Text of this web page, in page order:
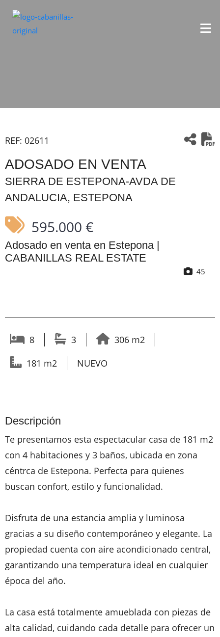
REF: 02611
ADOSADO EN VENTA
SIERRA DE ESTEPONA-AVDA DE
ANDALUCIA, ESTEPONA
595.000 €
Adosado en venta en Estepona |
CABANILLAS REAL ESTATE
45
8 3
306 m2
181 m2
NUEVO
Descripción
Te presentamos esta espectacular casa de 181 m2
con 4 habitaciones y 3 baños, ubicada en zona
céntrca de Estepona. Perfecta para quienes
buscan confort, estilo y funcionalidad.
Disfruta de una estancia amplia y luminosa
gracias a su diseño contemporáneo y elegante. La
propiedad cuenta con aire acondicionado central,
garantizando una temperatura ideal en cualquier
época del año.
La casa está totalmente amueblada con piezas de
alta calidad, cuidando cada detalle para ofrecer un